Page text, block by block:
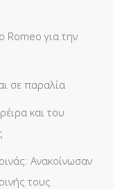
Romeo για την
σε παραλία
και του
Ανακοίνωσαν
τους